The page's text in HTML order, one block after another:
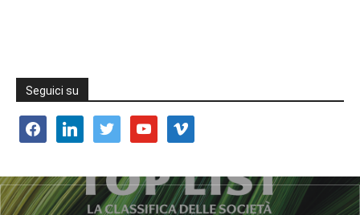
Seguici su
facebooklinkedin twitter youtube vimeo